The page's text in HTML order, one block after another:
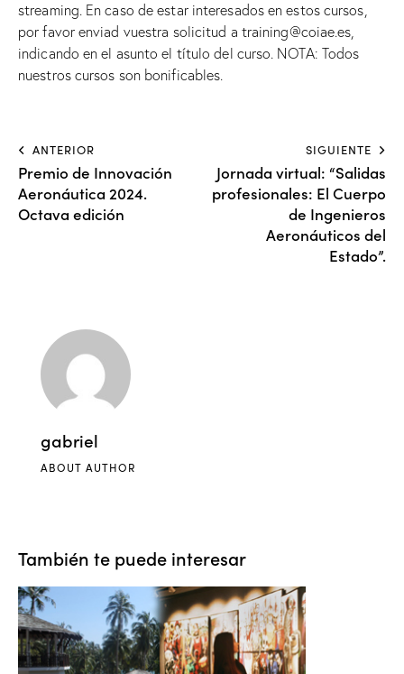
streaming. En caso de estar interesados en estos cursos,
por favor enviad vuestra solicitud a training@coiae.es,
indicando en el asunto el título del curso. NOTA: Todos
nuestros cursos son bonificables.
ANTERIOR
Premio de Innovación
Aeronáutica 2024.
Octava edición
SIGUIENTE
Jornada virtual: “Salidas
profesionales: El Cuerpo
de Ingenieros
Aeronáuticos del
Estado”.
gabriel
ABOUT AUTHOR
También te puede interesar